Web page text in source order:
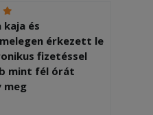
és
érkezett le
fizetéssel
mint fél órát
meg